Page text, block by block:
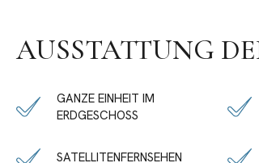
AUSSTATTUNG
GANZE EINHEIT IM
ERDGESCHOSS
SATELLITENFERNSEHEN